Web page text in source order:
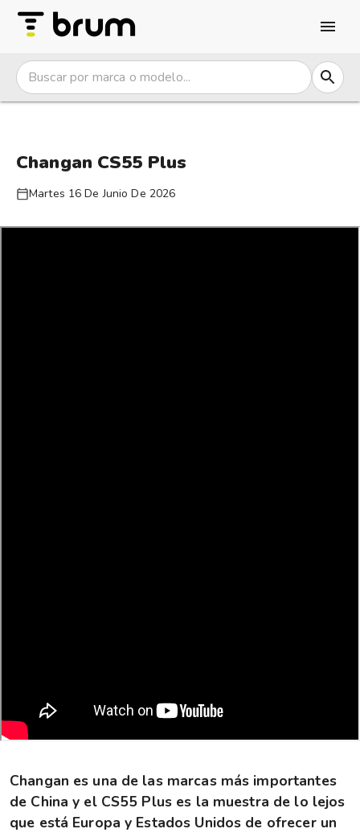
Changan CS55 Plus
Martes 16 De Junio De 2026
Changan es una de las marcas más importantes
de China y el CS55 Plus es la muestra de lo lejos
que está Europa y Estados Unidos de ofrecer un